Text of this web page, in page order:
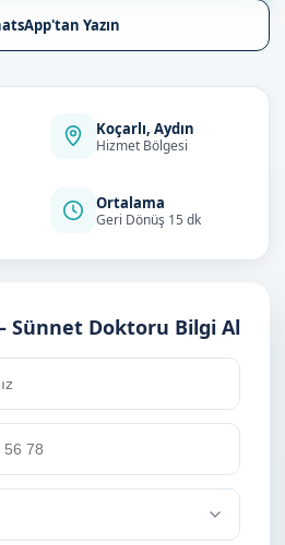
Yazın
Koçarlı, Aydın
Hizmet Bölgesi
Ortalama
Geri Dönüş 15 dk
Sünnet Doktoru Bilgi Al